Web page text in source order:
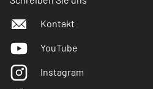
Kontakt
YouTube
Instagram